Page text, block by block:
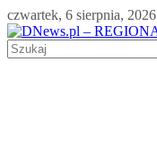
Skip
to
content
czwartek, 6 sierpnia, 2026